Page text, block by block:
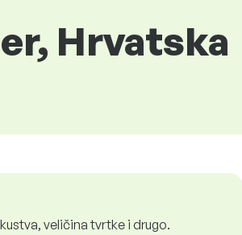
Hrvatska
veličina tvrtke i drugo.